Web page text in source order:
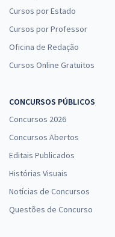
Cursos por Estado
Cursos por Professor
Oficina de Redação
Cursos Online Gratuitos
CONCURSOS PÚBLICOS
Concursos 2026
Concursos Abertos
Editais Publicados
Histórias Visuais
Notícias de Concursos
Questões de Concurso